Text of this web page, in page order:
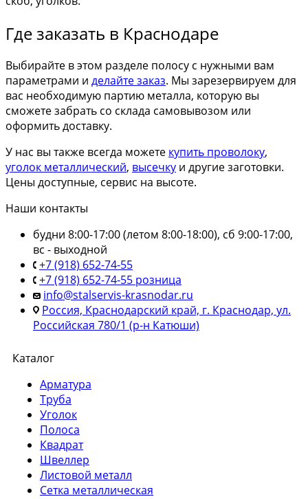
Где заказать в Краснодаре
Выбирайте в этом разделе полосу с нужными вам
параметрами и делайте заказ. Мы зарезервируем для
вас необходимую партию металла, которую вы
сможете забрать со склада самовывозом или
оформить доставку.
У нас вы также всегда можете купить проволоку,
уголок металлический, высечку и другие заготовки.
Цены доступные, сервис на высоте.
Наши контакты
будни 8:00-17:00 (летом 8:00-18:00), сб 9:00-17:00,
вс - выходной
+7 (918) 652-74-55
+7 (918) 652-74-55 розница
info@stalservis-krasnodar.ru
Россия, Краснодарский край, г. Краснодар, ул.
Российская 780/1 (р-н Катюши)
Каталог
Арматура
Труба
Уголок
Полоса
Квадрат
Швеллер
Листовой металл
Сетка металлическая